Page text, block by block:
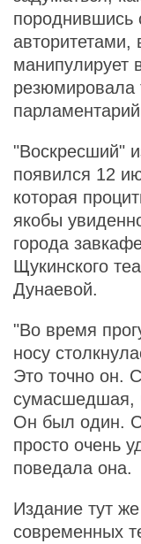
породнившись
авторитетами,
манипулирует
"Воскресший"
появился 12
которая
якобы
города
Щукинского
Дунаевой.
"Во время
носу
Это точно он.
сумасшедшая,
Он был один.
просто очень
поведала она.
Издание тут
современных